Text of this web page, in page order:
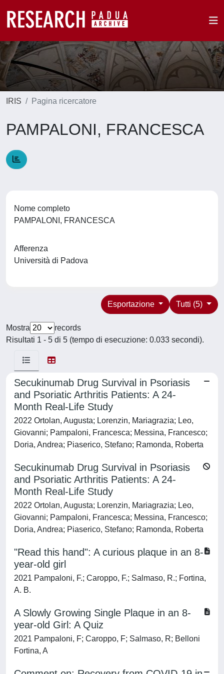
IRIS Pagina ricercatore
PAMPALONI, FRANCESCA
Nome completo
PAMPALONI, FRANCESCA
Afferenza
Università di Padova
Tutti (5)
Esportazione
Mostra
records
Risultati 1 - 5 di 5 (tempo di esecuzione: 0.033 secondi).
Secukinumab Drug Survival in Psoriasis
and Psoriatic Arthritis Patients: A 24-
Month Real-Life Study
2022 Ortolan, Augusta; Lorenzin, Mariagrazia; Leo,
Giovanni; Pampaloni, Francesca; Messina, Francesco;
Doria, Andrea; Piaserico, Stefano; Ramonda, Roberta
Secukinumab Drug Survival in Psoriasis
and Psoriatic Arthritis Patients: A 24-
Month Real-Life Study
2022 Ortolan, Augusta; Lorenzin, Mariagrazia; Leo,
Giovanni; Pampaloni, Francesca; Messina, Francesco;
Doria, Andrea; Piaserico, Stefano; Ramonda, Roberta
"Read this hand": A curious plaque in an 8-
year-old girl
2021 Pampaloni, F.; Caroppo, F.; Salmaso, R.; Fortina,
A. B.
A Slowly Growing Single Plaque in an 8-
year-old Girl: A Quiz
2021 Pampaloni, F; Caroppo, F; Salmaso, R; Belloni
Fortina, A